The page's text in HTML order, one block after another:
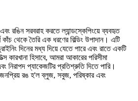
রঙিন সরবরাহ করতে ল্যান্ডস্কেপিংয়ে ব্যবহৃত
থেকে তৈরি এক ধরণের বিল্ডিং উপাদান। এটি
দিনের মধ্য দিয়ে যেতে পারে এবং রাতে একটি
কারখানা হিসাবে, আমরা আকারের পরিসীমা
নিরাপদ প্যাকেজটির প্রতিশ্রুতি দিতে পারি।
রঙ হ'ল ব্লুজ, সবুজ, পরিষ্কার এবং